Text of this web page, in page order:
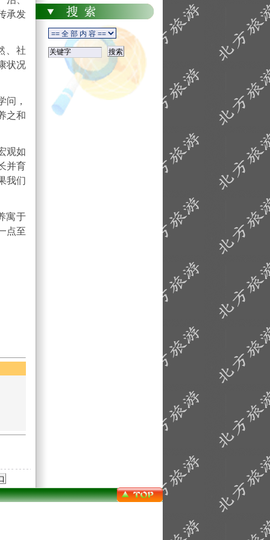
承发
、社
状况
问，
之和
观如
并育
我们
寓于
点至